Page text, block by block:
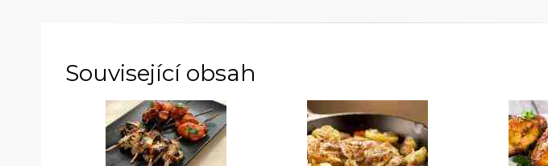
Související obsah